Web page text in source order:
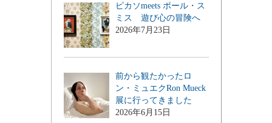
ピカソmeets ポール・ス
ミス 遊び心の冒険へ
2026年7月23日
前から観たかったロ
ン・ミュエクRon Mueck
展に行ってきました
2026年6月15日